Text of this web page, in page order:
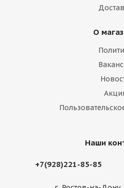
О
Наши
+7(928)221-85-85